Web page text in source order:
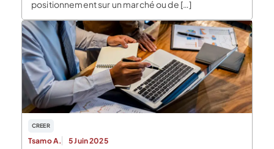
positionnement sur un marché ou de […]
CREER
Tsamo A. 5 Juin 2025